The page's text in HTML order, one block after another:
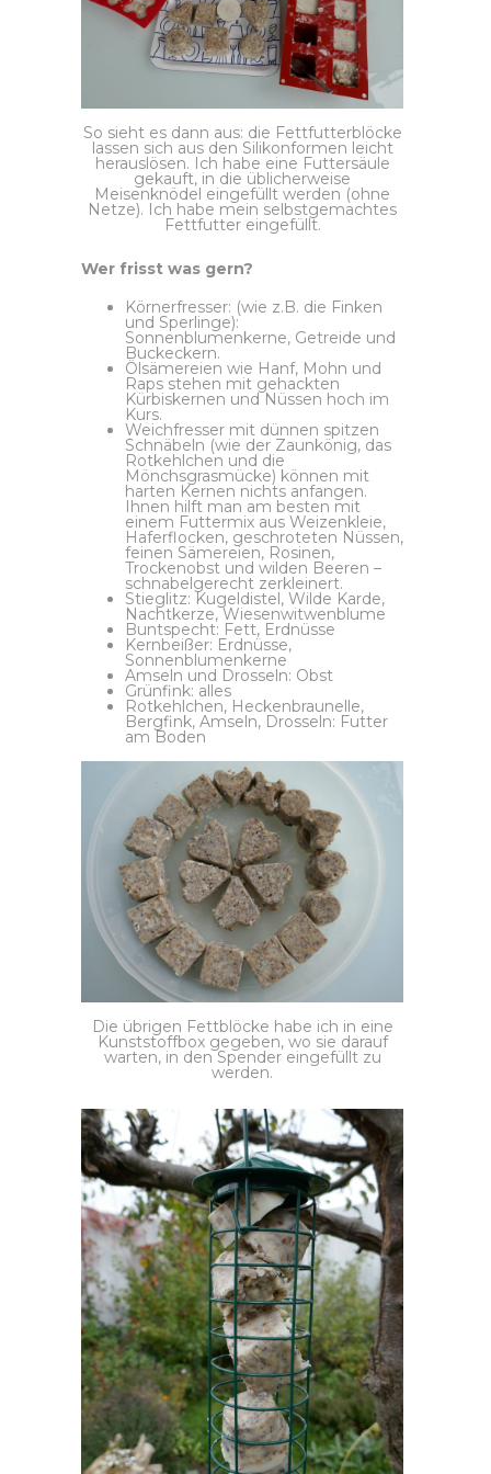
So sieht es dann aus: die Fettfutterblöcke
lassen sich aus den Silikonformen leicht
herauslösen. Ich habe eine Futtersäule
gekauft, in die üblicherweise
Meisenknödel eingefüllt werden (ohne
Netze). Ich habe mein selbstgemachtes
Fettfutter eingefüllt.
Wer frisst was gern?
Körnerfresser: (wie z.B. die Finken
und Sperlinge):
Sonnenblumenkerne, Getreide und
Buckeckern.
Ölsämereien wie Hanf, Mohn und
Raps stehen mit gehackten
Kürbiskernen und Nüssen hoch im
Kurs.
Weichfresser mit dünnen spitzen
Schnäbeln (wie der Zaunkönig, das
Rotkehlchen und die
Mönchsgrasmücke) können mit
harten Kernen nichts anfangen.
Ihnen hilft man am besten mit
einem Futtermix aus Weizenkleie,
Haferflocken, geschroteten Nüssen,
feinen Sämereien, Rosinen,
Trockenobst und wilden Beeren –
schnabelgerecht zerkleinert.
Stieglitz: Kugeldistel, Wilde Karde,
Nachtkerze, Wiesenwitwenblume
Buntspecht: Fett, Erdnüsse
Kernbeißer: Erdnüsse,
Sonnenblumenkerne
Amseln und Drosseln: Obst
Grünfink: alles
Rotkehlchen, Heckenbraunelle,
Bergfink, Amseln, Drosseln: Futter
am Boden
Die übrigen Fettblöcke habe ich in eine
Kunststoffbox gegeben, wo sie darauf
warten, in den Spender eingefüllt zu
werden.